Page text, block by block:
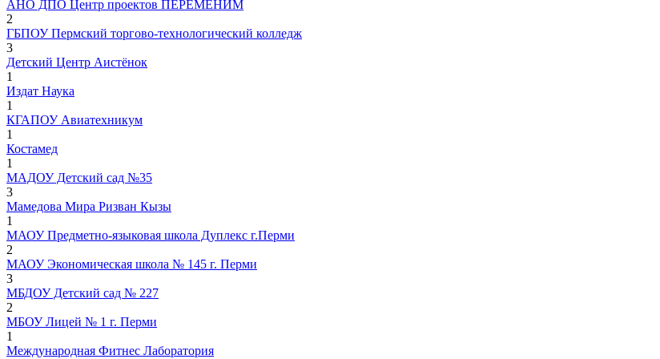
АНО ДПО Центр проектов ПЕРЕМЕНИМ
2
ГБПОУ Пермский торгово-технологический колледж
3
Детский Центр Аистёнок
1
Издат Наука
1
КГАПОУ Авиатехникум
1
Костамед
1
МАДОУ Детский сад №35
3
Мамедова Мира Ризван Кызы
1
МАОУ Предметно-языковая школа Дуплекс г.Перми
2
МАОУ Экономическая школа № 145 г. Перми
3
МБДОУ Детский сад № 227
2
МБОУ Лицей № 1 г. Перми
1
Международная Фитнес Лаборатория